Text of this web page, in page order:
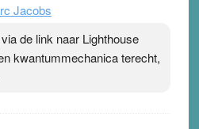
Jacobs
de link naar Lighthouse
kwantummechanica terecht,